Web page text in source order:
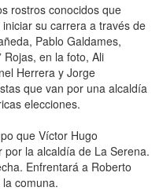
rostros conocidos que
su carrera a través de
Pablo Galdames,
Rojas, en la foto, Ali
Herrera y Jorge
que van por una alcaldía
elecciones.
que Víctor Hugo
la alcaldía de La Serena.
Enfrentará a Roberto
comuna.